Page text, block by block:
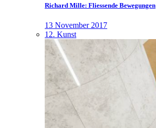
Richard Mille: Fliessende Bewegungen
13 November 2017
12. Kunst